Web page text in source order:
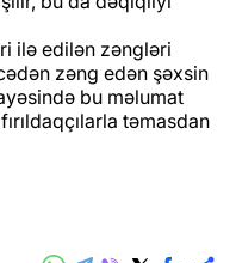
ilə edilən zəngləri
zəng edən şəxsin
bu məlumat
təmasdan